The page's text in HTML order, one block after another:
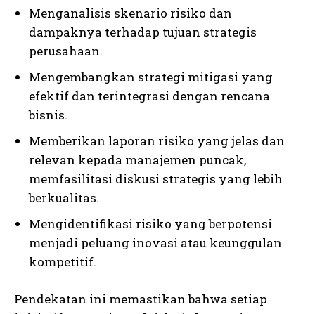
Menganalisis skenario risiko dan
dampaknya terhadap tujuan strategis
perusahaan.
Mengembangkan strategi mitigasi yang
efektif dan terintegrasi dengan rencana
bisnis.
Memberikan laporan risiko yang jelas dan
relevan kepada manajemen puncak,
memfasilitasi diskusi strategis yang lebih
berkualitas.
Mengidentifikasi risiko yang berpotensi
menjadi peluang inovasi atau keunggulan
kompetitif.
Pendekatan ini memastikan bahwa setiap